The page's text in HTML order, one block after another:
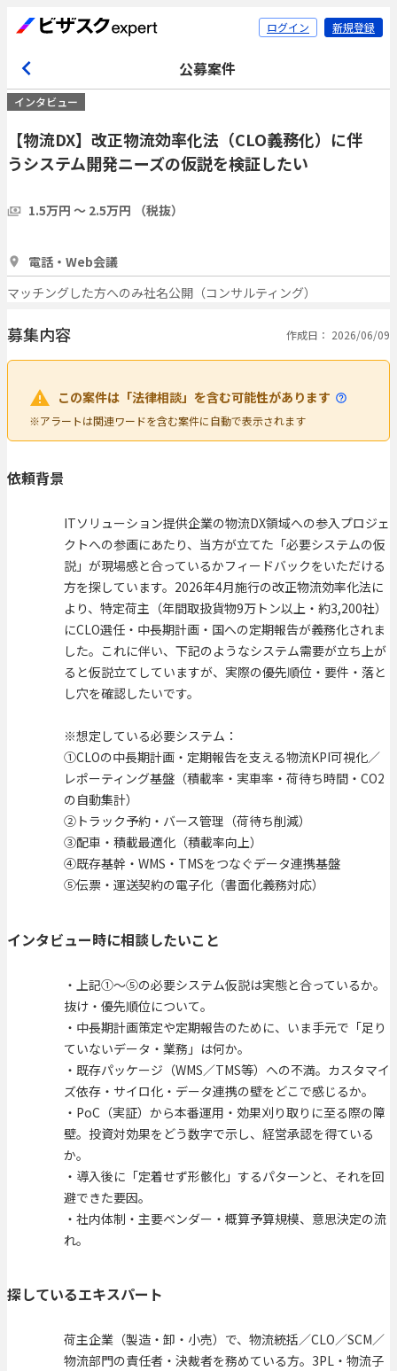
ログイン 新規登録
公募案件
インタビュー
【物流DX】改正物流効率化法（CLO義務化）に伴
うシステム開発ニーズの仮説を検証したい
1.5万円 〜 2.5万円 （税抜）
電話・Web会議
マッチングした方へのみ社名公開（コンサルティング）
募集内容 作成日： 2026/06/09
この案件は「法律相談」を含む可能性があります
※アラートは関連ワードを含む案件に自動で表示されます
依頼背景
ITソリューション提供企業の物流DX領域への参入プロジェ
クトへの参画にあたり、当方が立てた「必要システムの仮
説」が現場感と合っているかフィードバックをいただける
方を探しています。2026年4月施行の改正物流効率化法に
より、特定荷主（年間取扱貨物9万トン以上・約3,200社）
にCLO選任・中長期計画・国への定期報告が義務化されま
した。これに伴い、下記のようなシステム需要が立ち上が
ると仮説立てしていますが、実際の優先順位・要件・落と
し穴を確認したいです。
※想定している必要システム：
①CLOの中長期計画・定期報告を支える物流KPI可視化／
レポーティング基盤（積載率・実車率・荷待ち時間・CO2
の自動集計）
②トラック予約・バース管理（荷待ち削減）
③配車・積載最適化（積載率向上）
④既存基幹・WMS・TMSをつなぐデータ連携基盤
⑤伝票・運送契約の電子化（書面化義務対応）
インタビュー時に相談したいこと
・上記①〜⑤の必要システム仮説は実態と合っているか。
抜け・優先順位について。
・中長期計画策定や定期報告のために、いま手元で「足り
ていないデータ・業務」は何か。
・既存パッケージ（WMS／TMS等）への不満。カスタマイ
ズ依存・サイロ化・データ連携の壁をどこで感じるか。
・PoC（実証）から本番運用・効果刈り取りに至る際の障
壁。投資対効果をどう数字で示し、経営承認を得ている
か。
・導入後に「定着せず形骸化」するパターンと、それを回
避できた要因。
・社内体制・主要ベンダー・概算予算規模、意思決定の流
れ。
探しているエキスパート
荷主企業（製造・卸・小売）で、物流統括／CLO／SCM／
物流部門の責任者・決裁者を務めている方。3PL・物流子